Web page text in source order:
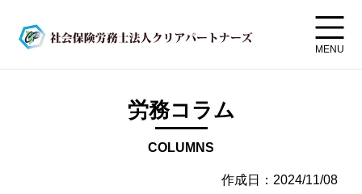
MENU
労務コラム
COLUMNS
作成日：2024/11/08